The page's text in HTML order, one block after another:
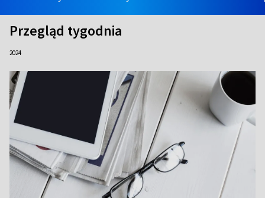
Przegląd tygodnia
2024